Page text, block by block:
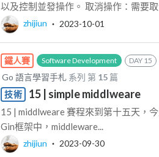
以及控制並發操作。 取消操作：需要
zhijiun ‧ 2023-10-01
鐵人賽 Software Development DAY 15
Go 語言學習手札 系列 第 15 篇
技術
15 | simple middlweare
15 | middlweare 賽程來到第十五天，
Gin框架中，middleware...
zhijiun ‧ 2023-09-30